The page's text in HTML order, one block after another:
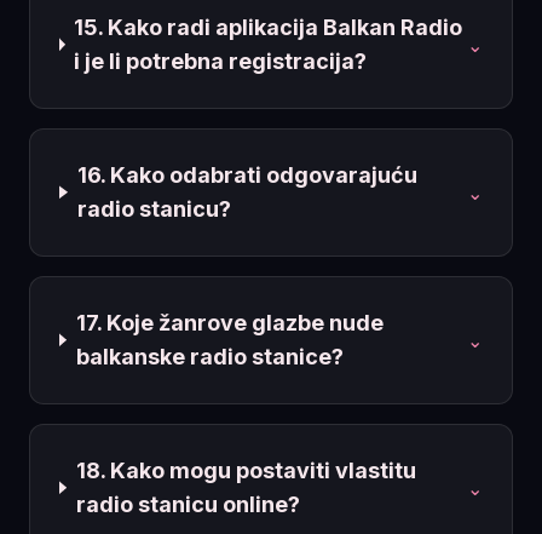
15. Kako radi aplikacija Balkan Radio
i je li potrebna registracija?
⌄
16. Kako odabrati odgovarajuću
radio stanicu?
⌄
17. Koje žanrove glazbe nude
balkanske radio stanice?
⌄
18. Kako mogu postaviti vlastitu
radio stanicu online?
⌄